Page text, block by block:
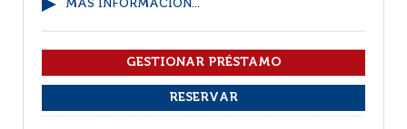
MÁS INFORMACIÓN...